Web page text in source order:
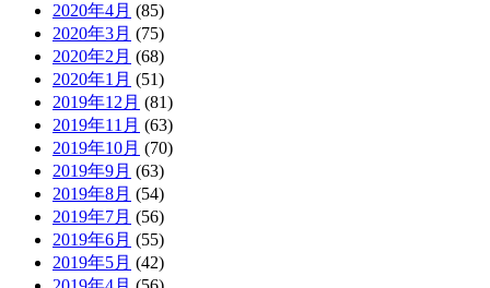
2020年4月 (85)
2020年3月 (75)
2020年2月 (68)
2020年1月 (51)
2019年12月 (81)
2019年11月 (63)
2019年10月 (70)
2019年9月 (63)
2019年8月 (54)
2019年7月 (56)
2019年6月 (55)
2019年5月 (42)